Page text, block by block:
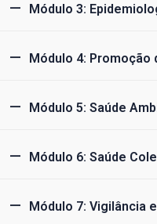
Módulo 3:
Módulo 4: Promoção
Módulo 5: Saúde
Módulo 6: Saúde
Módulo 7: Vigilância